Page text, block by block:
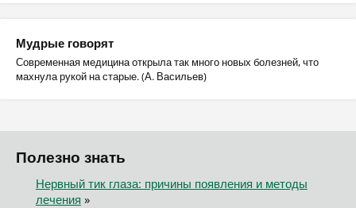
Мудрые говорят
Современная медицина открыла так много новых болезней, что
махнула рукой на старые. (А. Васильев)
Полезно знать
Нервный тик глаза: причины появления и методы
лечения »